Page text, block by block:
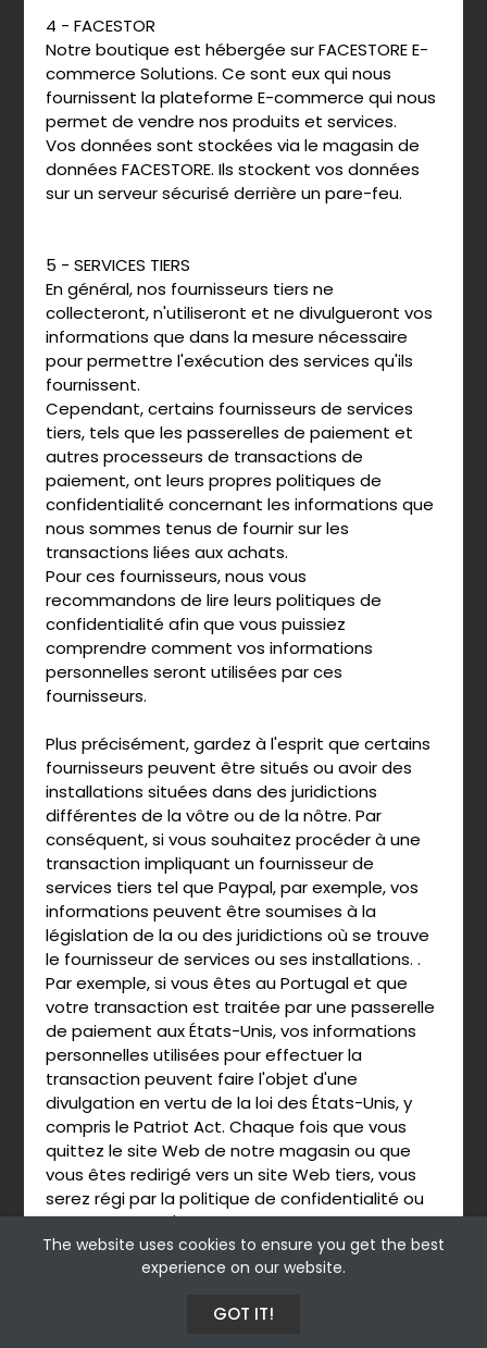
4 - FACESTOR
Notre boutique est hébergée sur FACESTORE E-
commerce Solutions. Ce sont eux qui nous
fournissent la plateforme E-commerce qui nous
permet de vendre nos produits et services.
Vos données sont stockées via le magasin de
données FACESTORE. Ils stockent vos données
sur un serveur sécurisé derrière un pare-feu.
5 - SERVICES TIERS
En général, nos fournisseurs tiers ne
collecteront, n'utiliseront et ne divulgueront vos
informations que dans la mesure nécessaire
pour permettre l'exécution des services qu'ils
fournissent.
Cependant, certains fournisseurs de services
tiers, tels que les passerelles de paiement et
autres processeurs de transactions de
paiement, ont leurs propres politiques de
confidentialité concernant les informations que
nous sommes tenus de fournir sur les
transactions liées aux achats.
Pour ces fournisseurs, nous vous
recommandons de lire leurs politiques de
confidentialité afin que vous puissiez
comprendre comment vos informations
personnelles seront utilisées par ces
fournisseurs.
Plus précisément, gardez à l'esprit que certains
fournisseurs peuvent être situés ou avoir des
installations situées dans des juridictions
différentes de la vôtre ou de la nôtre. Par
conséquent, si vous souhaitez procéder à une
transaction impliquant un fournisseur de
services tiers tel que Paypal, par exemple, vos
informations peuvent être soumises à la
législation de la ou des juridictions où se trouve
le fournisseur de services ou ses installations. .
Par exemple, si vous êtes au Portugal et que
votre transaction est traitée par une passerelle
de paiement aux États-Unis, vos informations
personnelles utilisées pour effectuer la
transaction peuvent faire l'objet d'une
divulgation en vertu de la loi des États-Unis, y
compris le Patriot Act. Chaque fois que vous
quittez le site Web de notre magasin ou que
vous êtes redirigé vers un site Web tiers, vous
serez régi par la politique de confidentialité ou
les conditions d'utilisation de ce site Web.
The website uses cookies to ensure you get the best
experience on our website.
GOT IT!